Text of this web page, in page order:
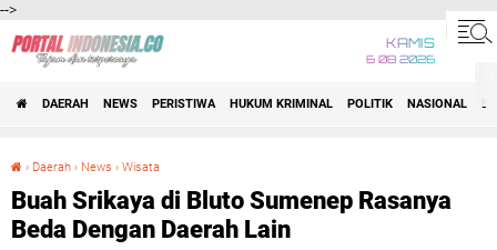
-->
KAMIS
6 08 2026
DAERAH NEWS PERISTIWA HUKUM KRIMINAL POLITIK NASIONAL
› Daerah › News › Wisata
Buah Srikaya di Bluto Sumenep Rasanya
Beda Dengan Daerah Lain